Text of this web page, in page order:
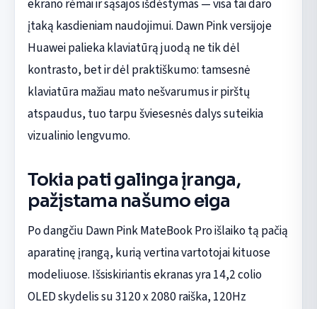
ekrano rėmai ir sąsajos išdėstymas — visa tai daro
įtaką kasdieniam naudojimui. Dawn Pink versijoje
Huawei palieka klaviatūrą juodą ne tik dėl
kontrasto, bet ir dėl praktiškumo: tamsesnė
klaviatūra mažiau mato nešvarumus ir pirštų
atspaudus, tuo tarpu šviesesnės dalys suteikia
vizualinio lengvumo.
Tokia pati galinga įranga,
pažįstama našumo eiga
Po dangčiu Dawn Pink MateBook Pro išlaiko tą pačią
aparatinę įrangą, kurią vertina vartotojai kituose
modeliuose. Išsiskiriantis ekranas yra 14,2 colio
OLED skydelis su 3120 x 2080 raiška, 120Hz